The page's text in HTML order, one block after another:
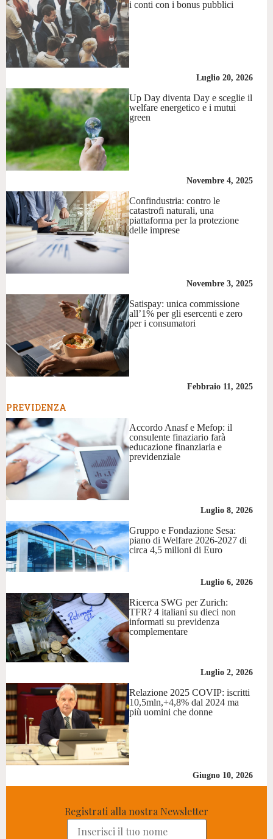
i conti con i bonus pubblici
Luglio 20, 2026
Up Day diventa Day e sceglie il
welfare energetico e i mutui
green
Novembre 4, 2025
Confindustria: contro le
catastrofi naturali, una
piattaforma per la protezione
delle imprese
Novembre 3, 2025
Satispay: unica commissione
all’1% per gli esercenti e zero
per i consumatori
Febbraio 11, 2025
PREVIDENZA
Accordo Anasf e Mefop: il
consulente finaziario farà
educazione finanziaria e
previdenziale
Luglio 8, 2026
Gruppo e Fondazione Sesa:
piano di Welfare 2026-2027 di
circa 4,5 milioni di Euro
Luglio 6, 2026
Ricerca SWG per Zurich:
TFR? 4 italiani su dieci non
informati su previdenza
complementare
Luglio 2, 2026
Relazione 2025 COVIP: iscritti
10,5mln,+4,8% dal 2024 ma
più uomini che donne
Giugno 10, 2026
Registrati alla nostra Newsletter